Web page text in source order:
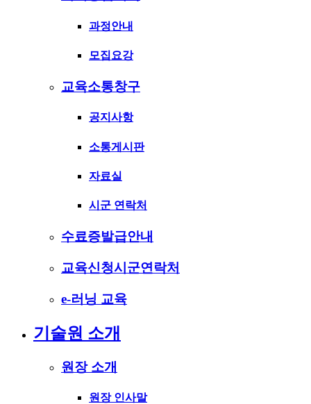
과정안내
모집요강
교육소통창구
공지사항
소통게시판
자료실
시군 연락처
수료증발급안내
교육신청시군연락처
e-러닝 교육
기술원 소개
원장 소개
원장 인사말